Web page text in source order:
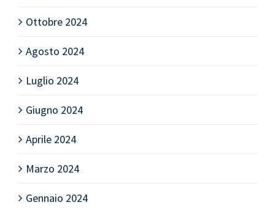
Ottobre 2024
Agosto 2024
Luglio 2024
Giugno 2024
Aprile 2024
Marzo 2024
Gennaio 2024